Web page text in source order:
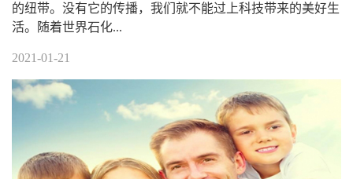
的纽带。没有它的传播，我们就不能过上科技带来的美好生
活。随着世界石化...
2021-01-21